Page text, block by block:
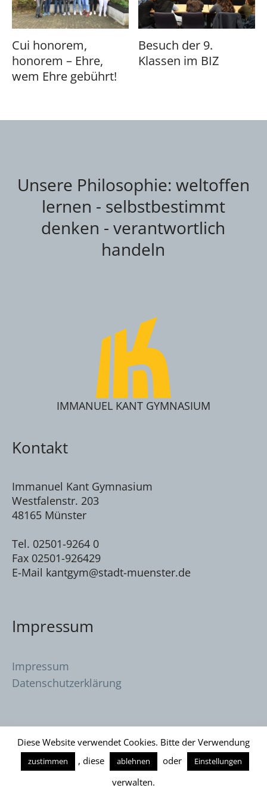
Cui honorem,
honorem – Ehre,
wem Ehre gebührt!
Besuch der 9.
Klassen im BIZ
Unsere Philosophie: weltoffen
lernen - selbstbestimmt
denken - verantwortlich
handeln
IMMANUEL KANT GYMNASIUM
Kontakt
Immanuel Kant Gymnasium
Westfalenstr. 203
48165 Münster
Tel. 02501-9264 0
Fax 02501-926429
E-Mail kantgym@stadt-muenster.de
Impressum
Impressum
Datenschutzerklärung
Datenschutzerklärung/ Immanuel Kant
Diese Website verwendet Cookies. Bitte der Verwendung
zustimmen , diese ablehnen oder Einstellungen
verwalten.